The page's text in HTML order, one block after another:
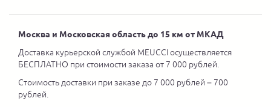
Москва и Московская область до 15 км от МКАД
Доставка курьерской службой MEUCCI осуществляется
БЕСПЛАТНО при стоимости заказа от 7 000 рублей.
Стоимость доставки при заказе до 7 000 рублей – 700
рублей.